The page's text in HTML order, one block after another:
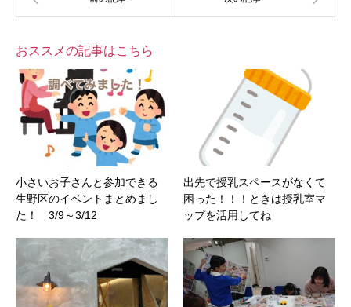
おススメの記事はこちら
小さいお子さんと参加できる
生野区のイベントまとめまし
た！ 3/9～3/12
出先で授乳スペースがなくて
困った！！！ときは授乳室マ
ップを活用してね